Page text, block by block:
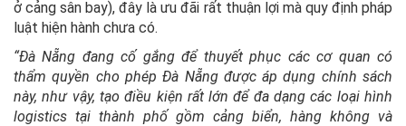
ở cảng sân bay), đây là ưu đãi rất thuận lợi mà quy định pháp
luật hiện hành chưa có.
“Đà Nẵng đang cố gắng để thuyết phục các cơ quan có
thẩm quyền cho phép Đà Nẵng được áp dụng chính sách
này, như vậy, tạo điều kiện rất lớn để đa dạng các loại hình
logistics tại thành phố gồm cảng biển, hàng không và